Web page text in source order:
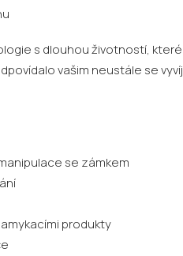
s dlouhou životností,
vašim neustále se
se zámkem
produkty